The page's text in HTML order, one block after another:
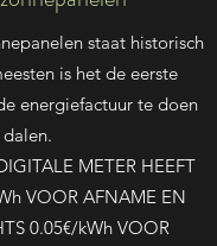
staat historisch
is het de eerste
energiefactuur te doen
dalen.
METER HEEFT
VOOR AFNAME EN
0.05€/kWh VOOR